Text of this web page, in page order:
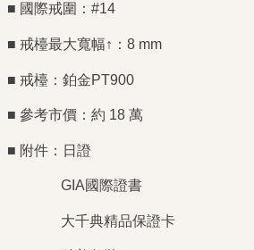
■ 國際戒圍：#14
■ 戒檯最大寬幅↑：8 mm
■ 戒檯：鉑金PT900
■ 參考市價：約 18 萬
■ 附件：日證
GIA國際證書
大千典精品保證卡